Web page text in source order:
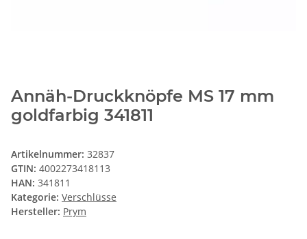
Annäh-Druckknöpfe MS 17 mm
goldfarbig 341811
Artikelnummer: 32837
GTIN: 4002273418113
HAN: 341811
Kategorie: Verschlüsse
Hersteller: Prym